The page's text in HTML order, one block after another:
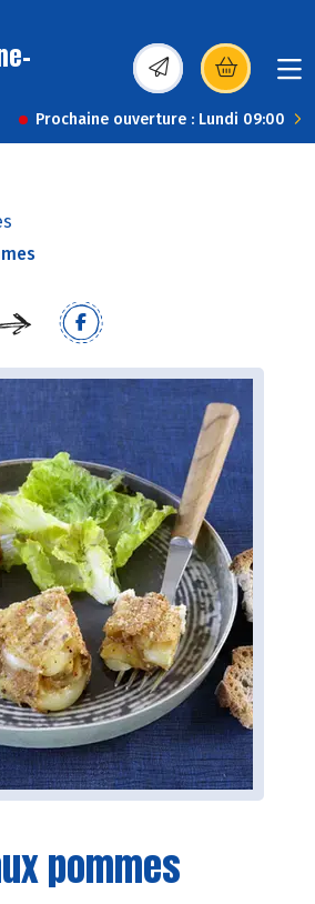
(s’ouvre dans une
Prochaine ouverture : Lundi 09:00
pommes